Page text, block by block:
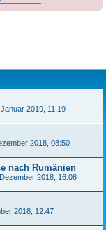
2019, 11:19
2018, 08:50
nach Rumänien
2018, 16:08
2018, 12:47